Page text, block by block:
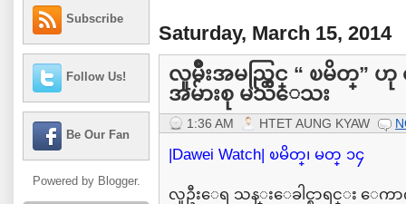
Subscribe
Follow Us!
Be Our Fan
Powered by Blogger.
Saturday, March 15, 2014
လူမ်ိဳးအမည္တြင္ “ ၿမိတ္”
အမ်ားစု မသိေသး
1:36 AM HTET AUNG KYAW
|Dawei Watch| ၿမိတ္၊ မတ္ ၁၄
လူဦးေရ သန္းေခါင္စာရင္း ေက